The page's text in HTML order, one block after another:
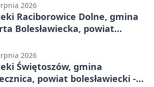
2026
Raciborowice Dolne, gmina
Bolesławiecka, powiat
otwarcia
2026
Świętoszów, gmina
powiat bolesławiecki -